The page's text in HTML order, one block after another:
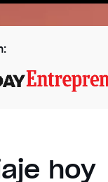
hoy